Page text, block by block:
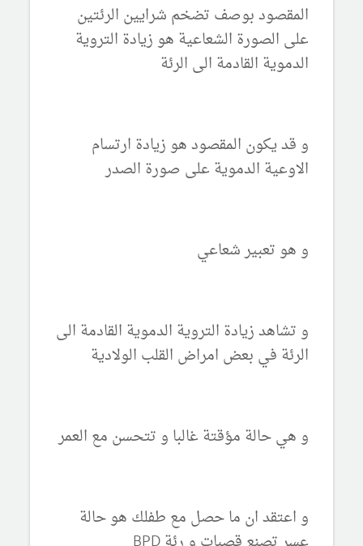
المقصود بوصف تضخم شرايين الرئتين
على الصورة الشعاعية هو زيادة التروية
الدموية القادمة الى الرئة
و قد يكون المقصود هو زيادة ارتسام
الاوعية الدموية على صورة الصدر
و هو تعبير شعاعي
و تشاهد زيادة التروية الدموية القادمة الى
الرئة في بعض امراض القلب الولادية
و هي حالة مؤقتة غالبا و تتحسن مع العمر
و اعتقد ان ما حصل مع طفلك هو حالة